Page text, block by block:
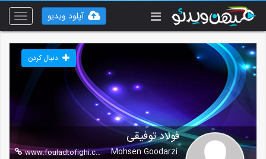
Toggle
آپلود ویدیو
فولاد توفیقی
Mohsen Goodarzi
www.fouladtofighi.com
دنبال کردن